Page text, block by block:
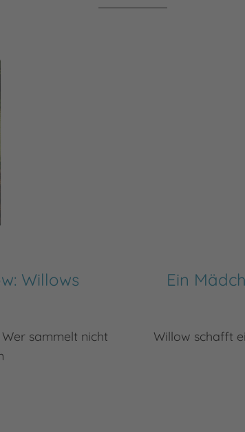
Willows
sammelt nicht
Ein
Willow schafft